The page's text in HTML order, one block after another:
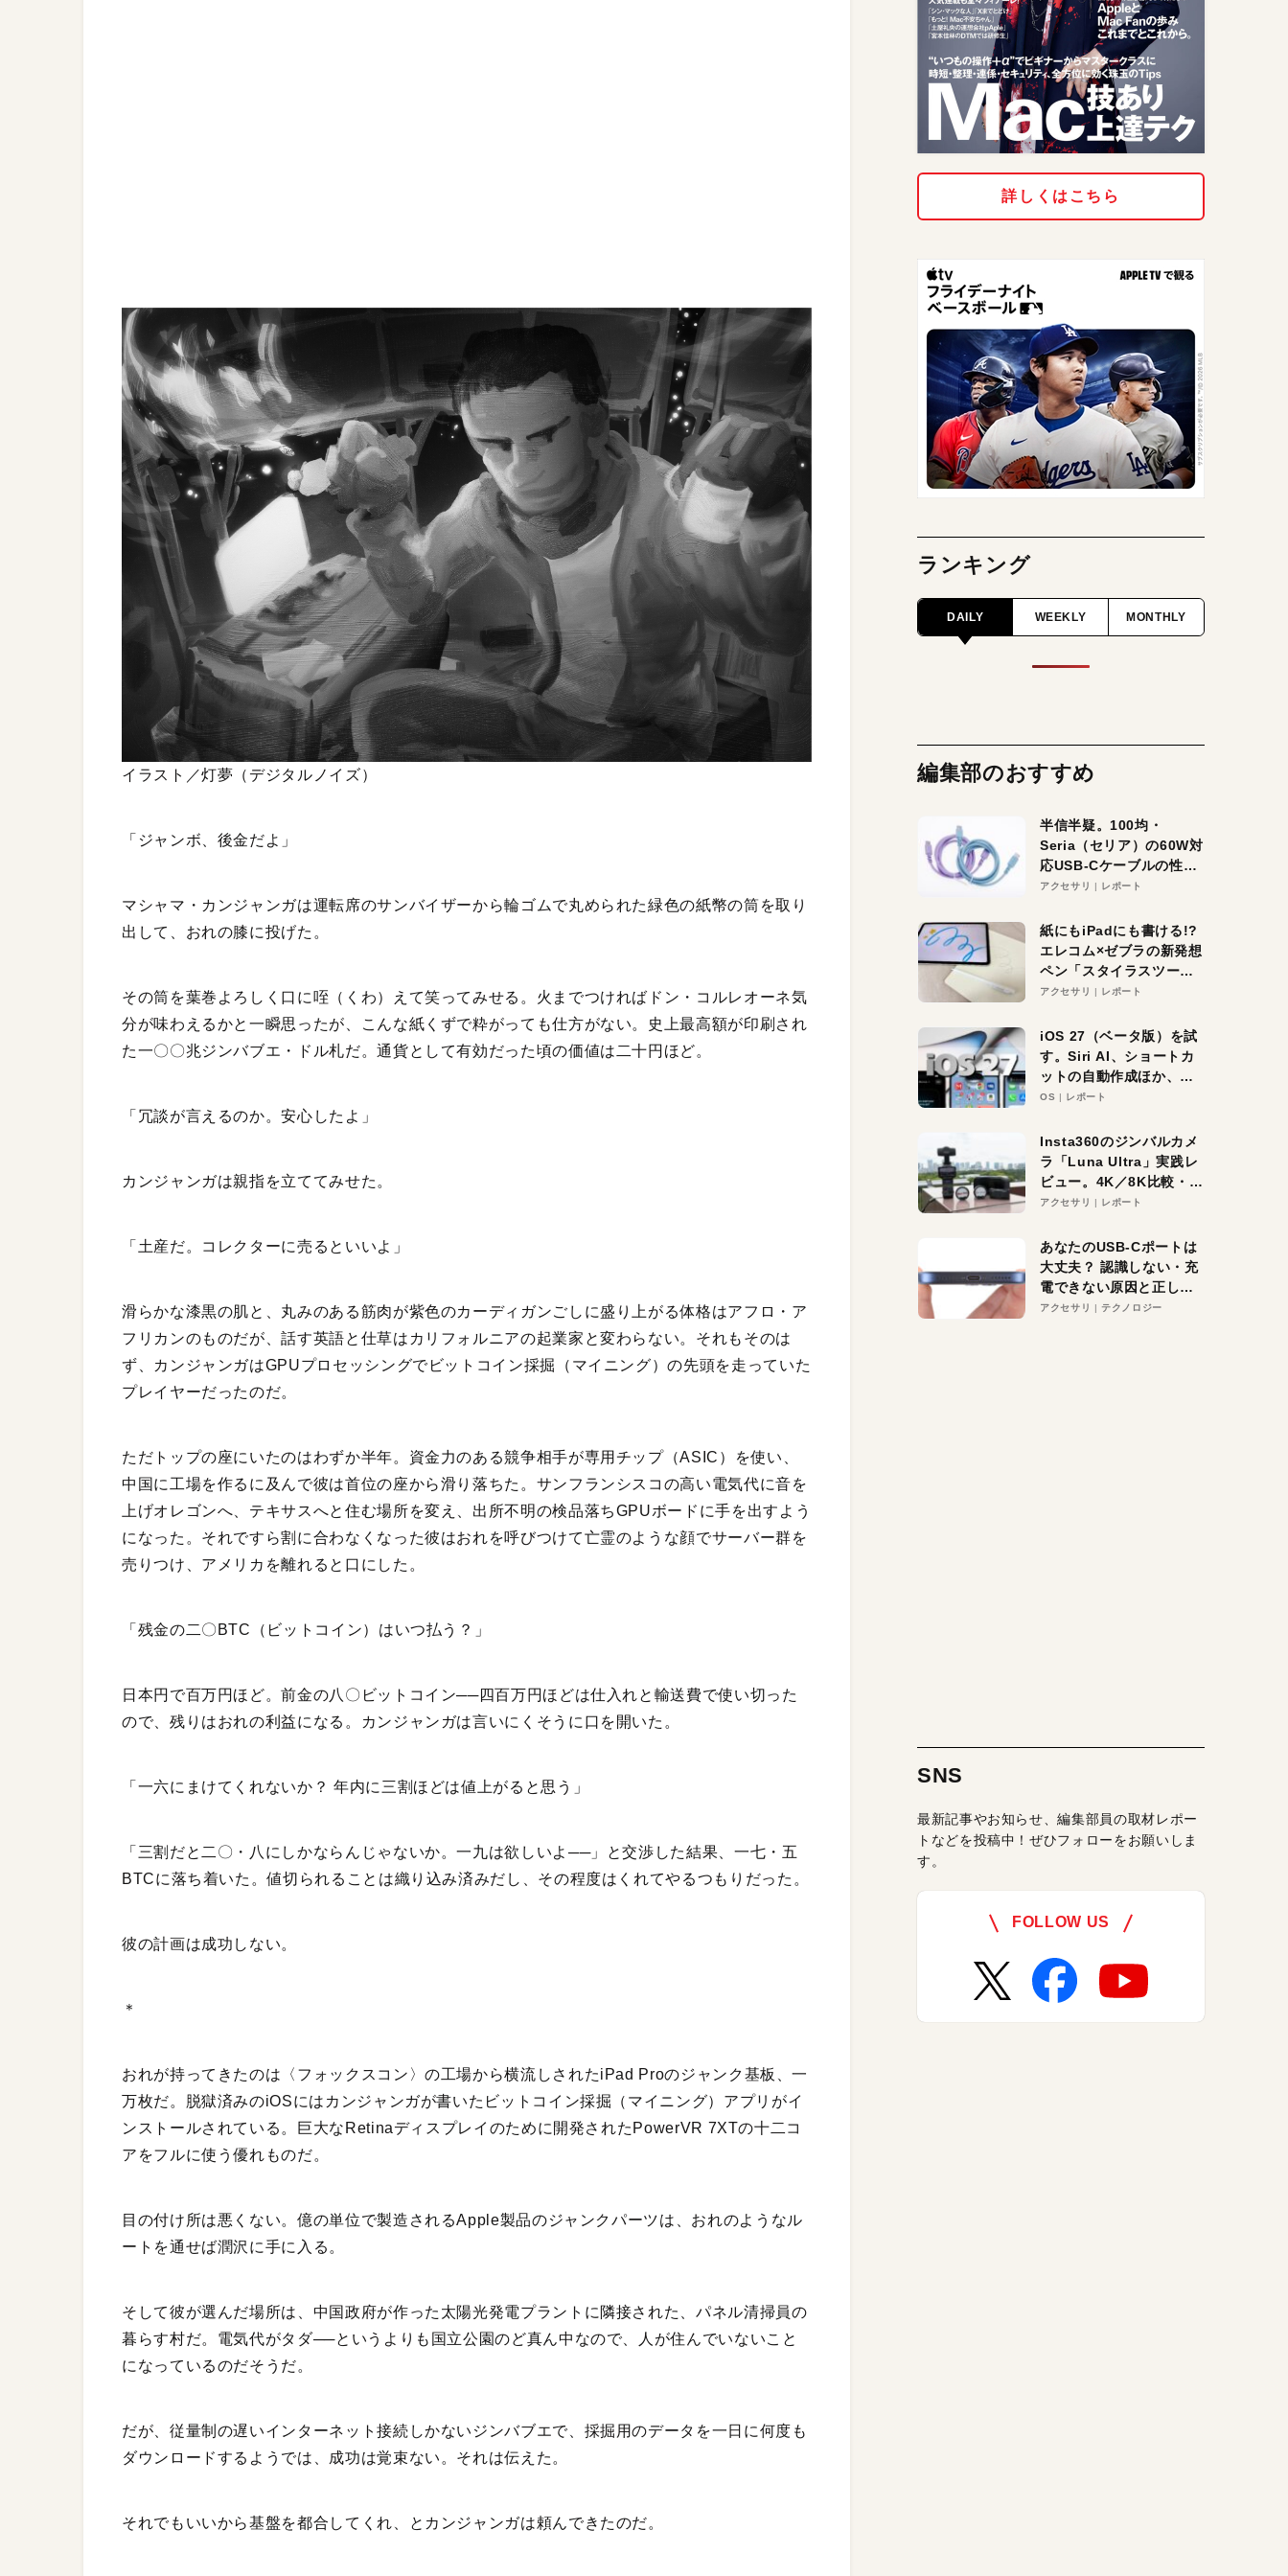
イラスト／灯夢（デジタルノイズ）
「ジャンボ、後金だよ」
マシャマ・カンジャンガは運転席のサンバイザーから輪ゴムで丸められた緑色の紙幣の筒を取り
出して、おれの膝に投げた。
その筒を葉巻よろしく口に咥（くわ）えて笑ってみせる。火までつければドン・コルレオーネ気
分が味わえるかと一瞬思ったが、こんな紙くずで粋がっても仕方がない。史上最高額が印刷され
た一〇〇兆ジンバブエ・ドル札だ。通貨として有効だった頃の価値は二十円ほど。
「冗談が言えるのか。安心したよ」
カンジャンガは親指を立ててみせた。
「土産だ。コレクターに売るといいよ」
滑らかな漆黒の肌と、丸みのある筋肉が紫色のカーディガンごしに盛り上がる体格はアフロ・ア
フリカンのものだが、話す英語と仕草はカリフォルニアの起業家と変わらない。それもそのは
ず、カンジャンガはGPUプロセッシングでビットコイン採掘（マイニング）の先頭を走っていた
プレイヤーだったのだ。
ただトップの座にいたのはわずか半年。資金力のある競争相手が専用チップ（ASIC）を使い、
中国に工場を作るに及んで彼は首位の座から滑り落ちた。サンフランシスコの高い電気代に音を
上げオレゴンへ、テキサスへと住む場所を変え、出所不明の検品落ちGPUボードに手を出すよう
になった。それですら割に合わなくなった彼はおれを呼びつけて亡霊のような顔でサーバー群を
売りつけ、アメリカを離れると口にした。
「残金の二〇BTC（ビットコイン）はいつ払う？」
日本円で百万円ほど。前金の八〇ビットコイン──四百万円ほどは仕入れと輸送費で使い切った
ので、残りはおれの利益になる。カンジャンガは言いにくそうに口を開いた。
「一六にまけてくれないか？ 年内に三割ほどは値上がると思う」
「三割だと二〇・八にしかならんじゃないか。一九は欲しいよ──」と交渉した結果、一七・五
BTCに落ち着いた。値切られることは織り込み済みだし、その程度はくれてやるつもりだった。
彼の計画は成功しない。
＊
おれが持ってきたのは〈フォックスコン〉の工場から横流しされたiPad Proのジャンク基板、一
万枚だ。脱獄済みのiOSにはカンジャンガが書いたビットコイン採掘（マイニング）アプリがイ
ンストールされている。巨大なRetinaディスプレイのために開発されたPowerVR 7XTの十二コ
アをフルに使う優れものだ。
目の付け所は悪くない。億の単位で製造されるApple製品のジャンクパーツは、おれのようなル
ートを通せば潤沢に手に入る。
そして彼が選んだ場所は、中国政府が作った太陽光発電プラントに隣接された、パネル清掃員の
暮らす村だ。電気代がタダ──というよりも国立公園のど真ん中なので、人が住んでいないこと
になっているのだそうだ。
だが、従量制の遅いインターネット接続しかないジンバブエで、採掘用のデータを一日に何度も
ダウンロードするようでは、成功は覚束ない。それは伝えた。
それでもいいから基盤を都合してくれ、とカンジャンガは頼んできたのだ。
詳しくはこちら
ランキング
DAILY WEEKLY MONTHLY
編集部のおすすめ
半信半疑。100均・
Seria（セリア）の60W対
応USB-Cケーブルの性能
を検証。超コスパの1本を
アクセサリ レポート
紙にもiPadにも書ける!?
エレコム×ゼブラの新発想
ペン「スタイラスツーウ
ェイ」レビュー。持ち替
アクセサリ レポート
iOS 27（ベータ版）を試
す。Siri AI、ショートカ
ットの自動作成ほか、期
待大の便利機能5選。
る未来はすぐそこ！
OS レポート
Insta360のジンバルカメ
ラ「Luna Ultra」実践レ
ビュー。4K／8K比較・ズ
ーム・夜間撮影をチェッ
アクセサリ レポート
あなたのUSB-Cポートは
大丈夫？ 認識しない・充
電できない原因と正しい
対策
アクセサリ テクノロジー
SNS
最新記事やお知らせ、編集部員の取材レポー
トなどを投稿中！ぜひフォローをお願いしま
す。
FOLLOW US